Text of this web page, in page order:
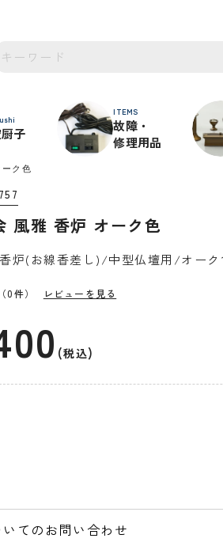
子
ITEMS
故障・
修理用品
ク色
風雅 香炉 オーク色
炉(お線香差し)/中型仏壇用/オー
（0件） レビューを見る
税込
てのお問い合わせ